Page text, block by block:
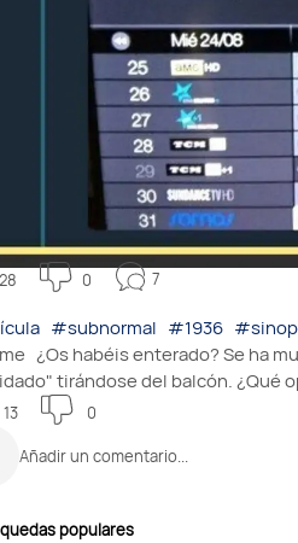
28 0 7
#subnormal #1936
¿Os habéis enterado? Se ha
tirándose del balcón. ¿Qué
13
0
Añadir un comentario...
populares